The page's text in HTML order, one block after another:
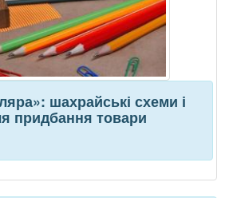
шахрайські схеми і
придбання товари